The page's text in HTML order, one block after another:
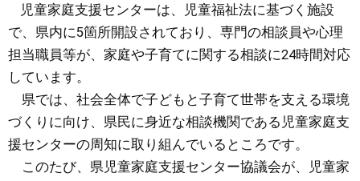
しごと・産業・観光
まちづくり
県政情報
児童家庭支援センターは、児童福祉法に基づく施設
で、県内に5箇所開設されており、専門の相談員や心理
担当職員等が、家庭や子育てに関する相談に24時間対応
しています。
県では、社会全体で子どもと子育て世帯を支える環境
づくりに向け、県民に身近な相談機関である児童家庭支
援センターの周知に取り組んでいるところです。
このたび、県児童家庭支援センター協議会が、児童家